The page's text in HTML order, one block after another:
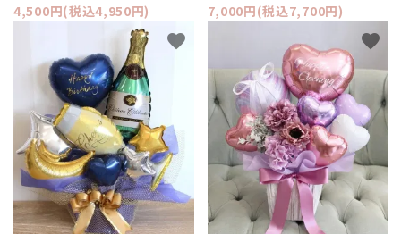
4,500円(税込4,950円)
7,000円(税込7,700円)
favorite favorite